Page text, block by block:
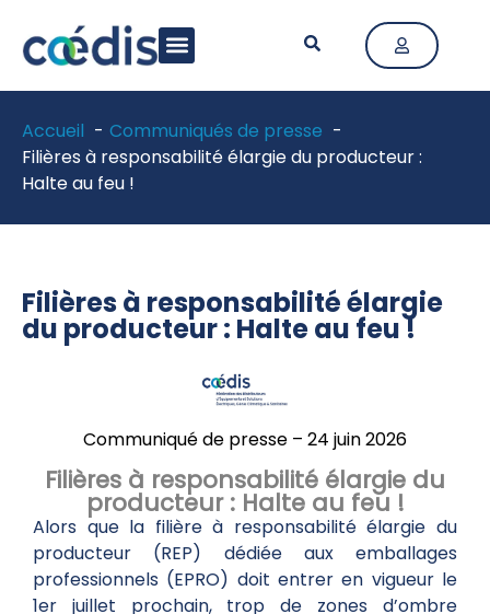
Accueil
Communiqués de presse
Filières à responsabilité élargie du producteur :
Halte au feu !
Filières à responsabilité élargie
du producteur : Halte au feu !
Communiqué de presse – 24 juin 2026
Filières à responsabilité élargie du
producteur : Halte au feu !
Alors que la filière à responsabilité élargie du
producteur (REP) dédiée aux emballages
professionnels (EPRO) doit entrer en vigueur le
1er juillet prochain, trop de zones d’ombre